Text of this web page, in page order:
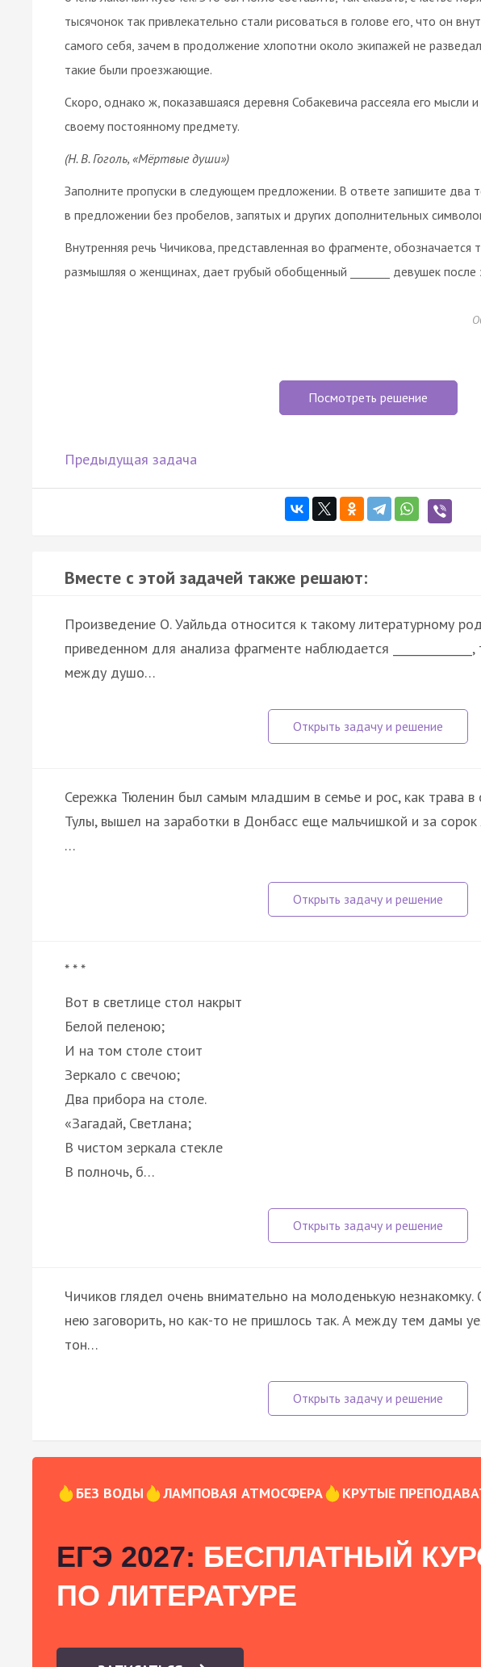
тысячонок так привлекательно стали рисоваться в голове его, что он
самого себя, зачем в продолжение хлопотни около экипажей не
такие были проезжающие.
Скоро, однако ж, показавшаяся деревня Собакевича рассеяла его мысли
своему постоянному предмету.
(Н. В. Гоголь, «Мёртвые души»)
Заполните пропуски в следующем предложении. В ответе запишите два
в предложении без пробелов, запятых и других дополнительных
Внутренняя речь Чичикова, представленная во фрагменте, обозначается
размышляя о женщинах, дает грубый обобщенный _______ девушек после
Посмотреть решение
Предыдущая задача
Вместе с этой задачей также решают:
Произведение О. Уайльда относится к такому литературному роду,
приведенном для анализа фрагменте наблюдается
между душо…
Сережка Тюленин был самым младшим в семье и рос, как трава в
Тулы, вышел на заработки в Донбасс еще мальчишкой и за
…
* * *
Вот в светлице стол накрыт
Белой пеленою;
И на том столе стоит
Зеркало с свечою;
Два прибора на столе.
«Загадай, Светлана;
В чистом зеркала стекле
В полночь, б…
Чичиков глядел очень внимательно на молоденькую незнакомку.
нею заговорить, но как-то не пришлось так. А между тем дамы
тон…
БЕЗ ВОДЫ ЛАМПОВАЯ АТМОСФЕРА КРУТЫЕ
ЕГЭ 2027: БЕСПЛАТНЫЙ
ПО ЛИТЕРАТУРЕ